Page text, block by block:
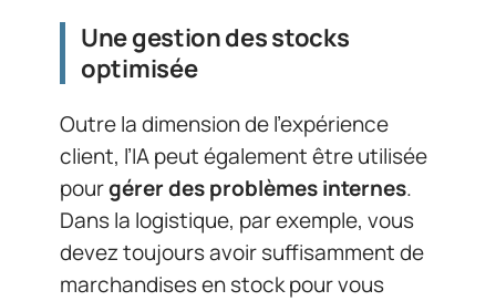
Une gestion des stocks
optimisée
Outre la dimension de l’expérience
client, l’IA peut également être utilisée
pourgérer des problèmes internes.
Dans la logistique, par exemple, vous
devez toujours avoir suffisamment de
marchandises en stock pour vous